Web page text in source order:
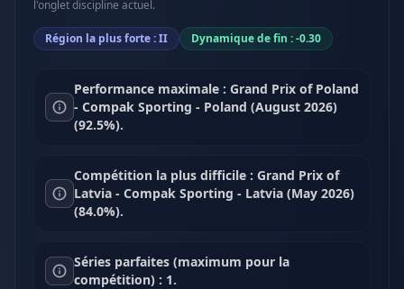
l'onglet discipline actuel.
Région la plus forte : II Dynamique de fin : -0.30
Performance maximale : Grand Prix of Poland
- Compak Sporting - Poland (August 2026)
(92.5%).
Compétition la plus difficile : Grand Prix of
Latvia - Compak Sporting - Latvia (May 2026)
(84.0%).
Séries parfaites (maximum pour la
compétition) : 1.